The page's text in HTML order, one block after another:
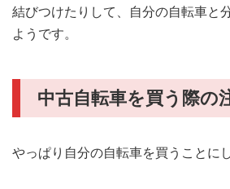
結びつけたりして、自分の自転車と
ようです。
中古自転車を買う際の
やっぱり自分の自転車を買うことに